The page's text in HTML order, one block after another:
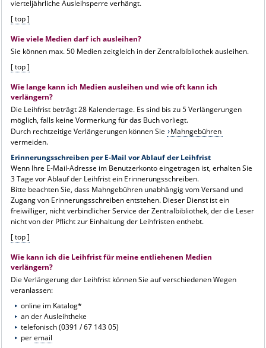
vierteljährliche Ausleihsperre verhängt.
[ top ]
Wie viele Medien darf ich ausleihen?
Sie können max. 50 Medien zeitgleich in der Zentralbibliothek ausleihen.
[ top ]
Wie lange kann ich Medien ausleihen und wie oft kann ich
verlängern?
Die Leihfrist beträgt 28 Kalendertage. Es sind bis zu 5 Verlängerungen
möglich, falls keine Vormerkung für das Buch vorliegt.
Durch rechtzeitige Verlängerungen können Sie
Mahngebühren
vermeiden.
Erinnerungsschreiben per E-Mail vor Ablauf der Leihfrist
Wenn Ihre E-Mail-Adresse im Benutzerkonto eingetragen ist, erhalten Sie
3 Tage vor Ablauf der Leihfrist ein Erinnerungsschreiben.
Bitte beachten Sie, dass Mahngebühren unabhängig vom Versand und
Zugang von Erinnerungsschreiben entstehen. Dieser Dienst ist ein
freiwilliger, nicht verbindlicher Service der Zentralbibliothek, der die Leser
nicht von der Pflicht zur Einhaltung der Leihfristen enthebt.
[ top ]
Wie kann ich die Leihfrist für meine entliehenen Medien
verlängern?
Die Verlängerung der Leihfrist können Sie auf verschiedenen Wegen
veranlassen:
online im Katalog*
an der Ausleihtheke
telefonisch (0391 / 67 143 05)
peremail